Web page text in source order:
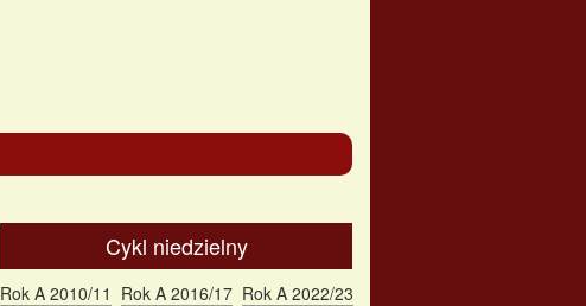
Cykl niedzielny
Rok A 2010/11 Rok A 2016/17 Rok A 2022/23